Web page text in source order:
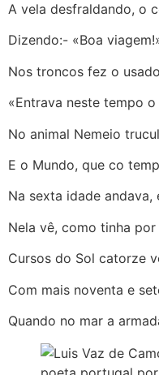
A vela desfraldando, o
Dizendo:- «Boa
Nos troncos fez o
«Entrava neste tempo
No animal Nemeio
E o Mundo, que co
Na sexta idade andava,
Nela vê, como tinha por
Cursos do Sol catorze
Com mais noventa e
Quando no mar a